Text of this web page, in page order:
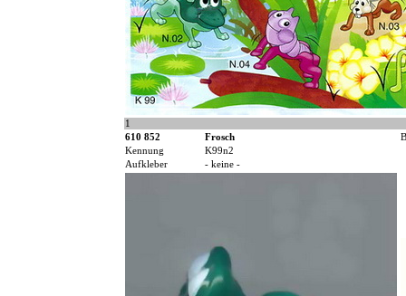
1
610 852
Frosch
Kennung
K99n2
Aufkleber
- keine -